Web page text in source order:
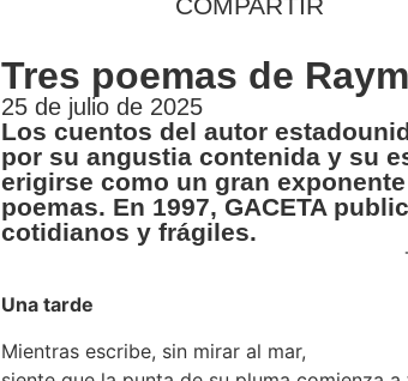
Tres poemas de
25 de julio de 2025
Los cuentos del autor
por su angustia contenida y su
erigirse como un gran
poemas. En 1997, GACETA
cotidianos y frágiles.
Una tarde
Mientras escribe, sin mirar al mar,